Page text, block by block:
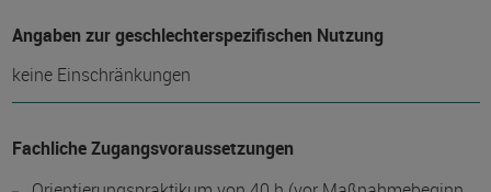
Angaben zur geschlechterspezifischen Nutzung
keine Einschränkungen
Fachliche Zugangsvoraussetzungen